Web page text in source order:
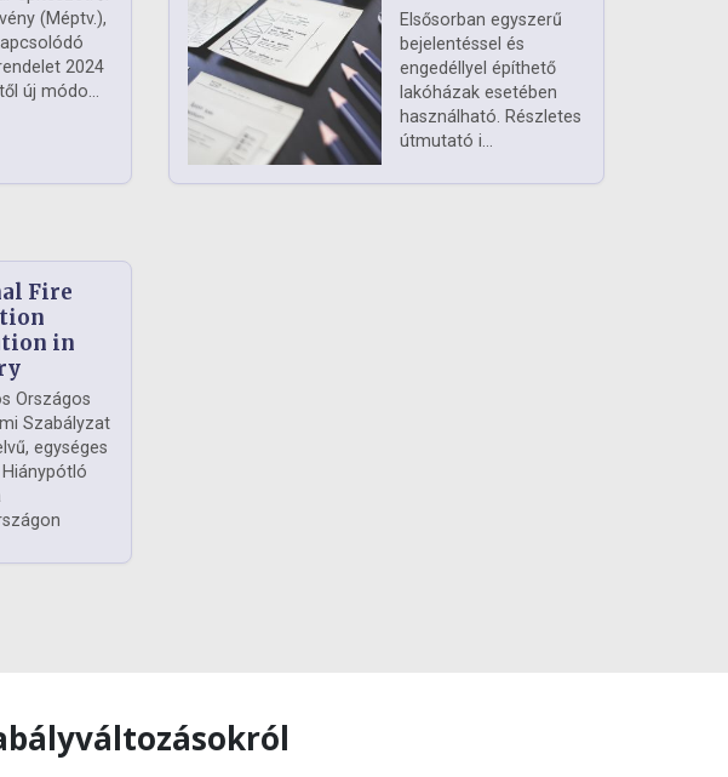
(Méptv.),
2024
új módo...
Elsősorban egyszerű
bejelentéssel és
engedéllyel építhető
lakóházak esetében
használható. Részletes
útmutató i...
Fire
in
Országos
Szabályzat
egységes